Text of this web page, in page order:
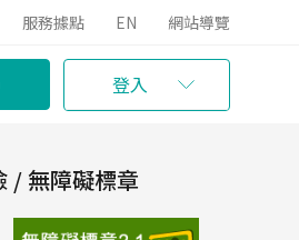
服務據點 EN 網站導覽
登入
/ 無障礙標章